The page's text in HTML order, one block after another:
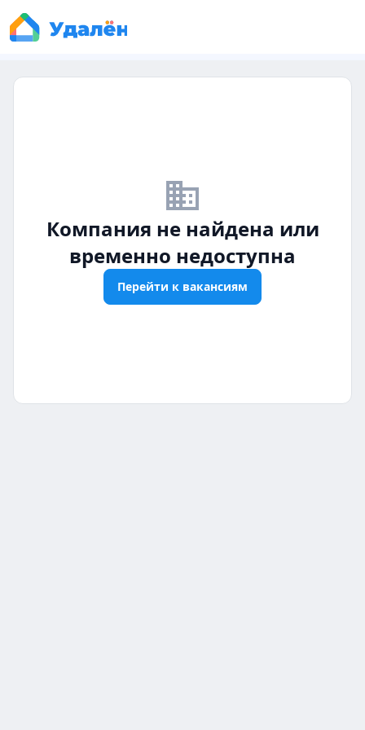
business_off
Компания не найдена или
временно недоступна
Перейти к вакансиям